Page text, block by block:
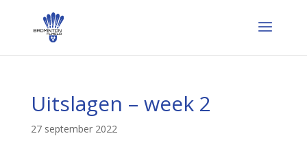
Uitslagen – week 2
27 september 2022